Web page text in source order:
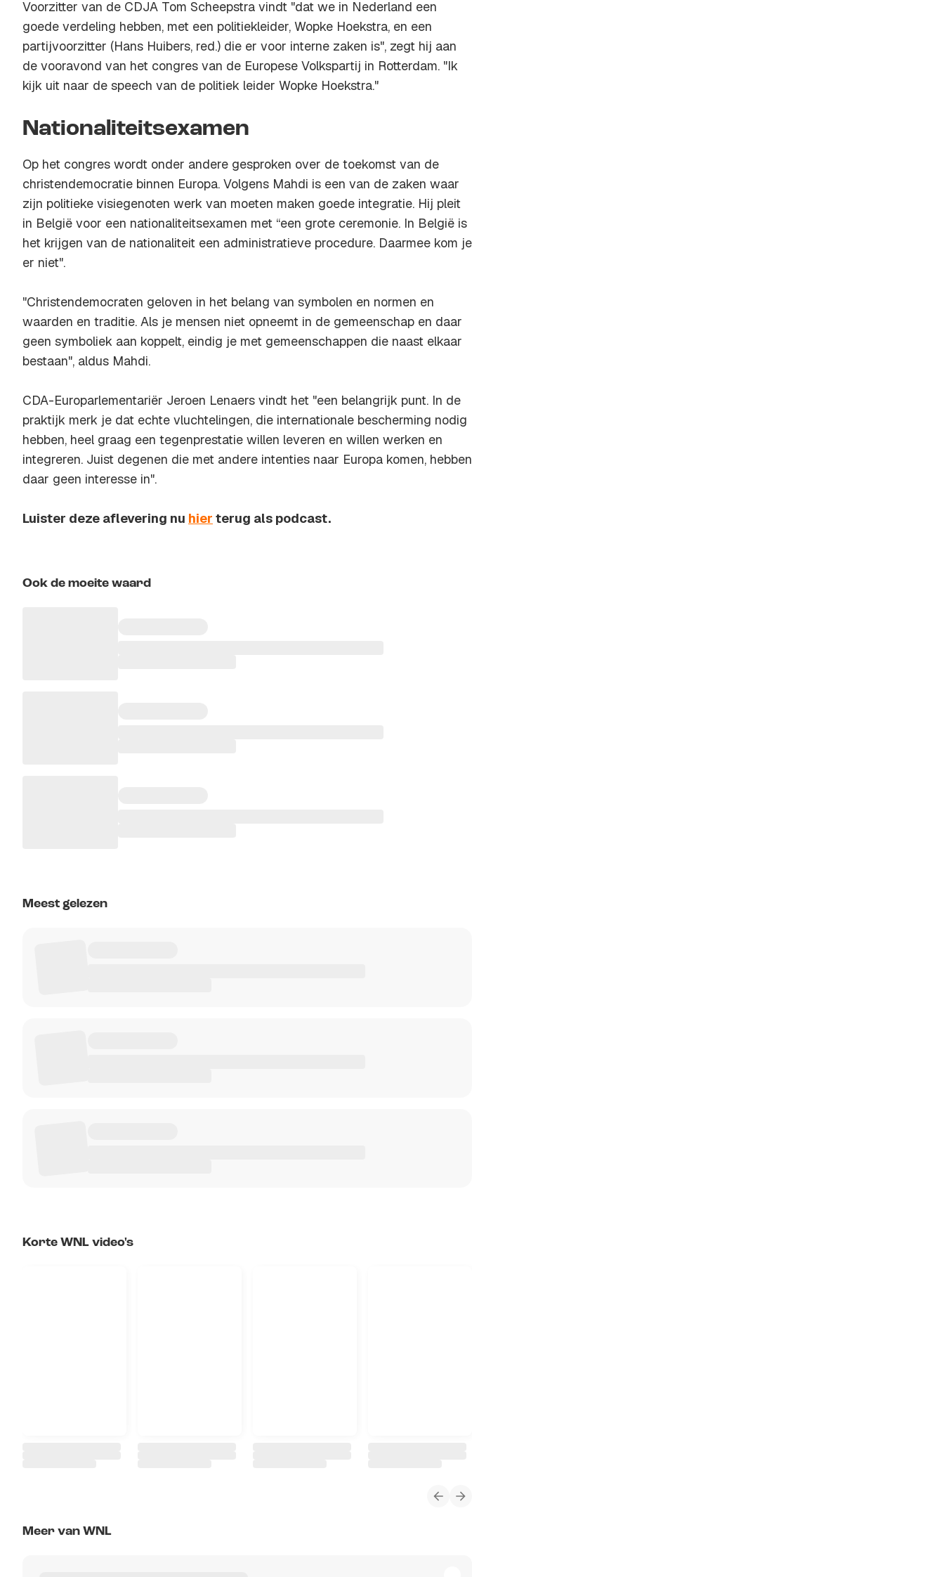
Voorzitter van de CDJA Tom Scheepstra vindt "dat we in Nederland een
goede verdeling hebben, met een politiekleider, Wopke Hoekstra, en een
partijvoorzitter (Hans Huibers, red.) die er voor interne zaken is", zegt hij aan
de vooravond van het congres van de Europese Volkspartij in Rotterdam. "Ik
kijk uit naar de speech van de politiek leider Wopke Hoekstra."
Nationaliteitsexamen
Op het congres wordt onder andere gesproken over de toekomst van de
christendemocratie binnen Europa. Volgens Mahdi is een van de zaken waar
zijn politieke visiegenoten werk van moeten maken goede integratie. Hij pleit
in België voor een nationaliteitsexamen met “een grote ceremonie. In België is
het krijgen van de nationaliteit een administratieve procedure. Daarmee kom je
er niet".
"Christendemocraten geloven in het belang van symbolen en normen en
waarden en traditie. Als je mensen niet opneemt in de gemeenschap en daar
geen symboliek aan koppelt, eindig je met gemeenschappen die naast elkaar
bestaan", aldus Mahdi.
CDA-Europarlementariër Jeroen Lenaers vindt het "een belangrijk punt. In de
praktijk merk je dat echte vluchtelingen, die internationale bescherming nodig
hebben, heel graag een tegenprestatie willen leveren en willen werken en
integreren. Juist degenen die met andere intenties naar Europa komen, hebben
daar geen interesse in".
Luister deze aflevering nu hier terug als podcast.
Ook de moeite waard
Meest gelezen
Korte WNL video's
Meer van WNL